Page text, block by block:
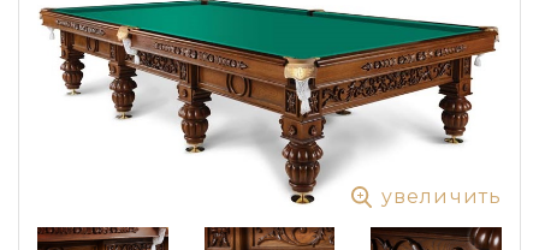
увеличить